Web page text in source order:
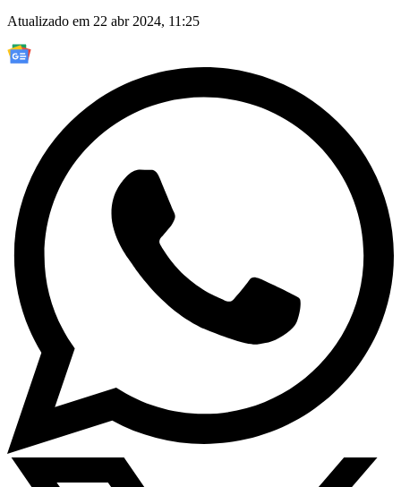
Atualizado em 22 abr 2024, 11:25